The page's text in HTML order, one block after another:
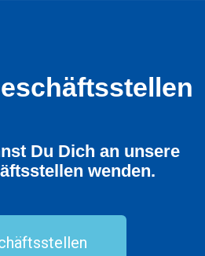
Du Dich an unsere
wenden.